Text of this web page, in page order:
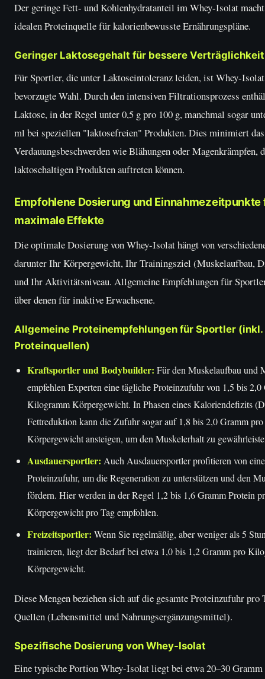
Der geringe Fett- und Kohlenhydratanteil im Whey-Isolat
idealen Proteinquelle für kalorienbewusste Ernährungspläne.
Geringer Laktosegehalt für bessere Verträglichkeit
Für Sportler, die unter Laktoseintoleranz leiden, ist Whey-
bevorzugte Wahl. Durch den intensiven Filtrationsprozess
Laktose, in der Regel unter 0,5 g pro 100 g, manchmal sogar
ml bei speziellen "laktosefreien" Produkten. Dies minimiert
Verdauungsbeschwerden wie Blähungen oder Magenkrämpfen,
laktosehaltigen Produkten auftreten können.
Empfohlene Dosierung und Einnahmezeitpunkte
maximale Effekte
Die optimale Dosierung von Whey-Isolat hängt von
darunter Ihr Körpergewicht, Ihr Trainingsziel (Muskelaufbau,
und Ihr Aktivitätsniveau. Allgemeine Empfehlungen für
über denen für inaktive Erwachsene.
Allgemeine Proteinempfehlungen für Sportler
Proteinquellen)
Kraftsportler und Bodybuilder: Für den Muskelaufbau und
empfehlen Experten eine tägliche Proteinzufuhr von 1,5 bis
Kilogramm Körpergewicht. In Phasen eines Kaloriendefizits
Fettreduktion kann die Zufuhr sogar auf 1,8 bis 2,0 Gramm
Körpergewicht ansteigen, um den Muskelerhalt zu
Ausdauersportler: Auch Ausdauersportler profitieren von
Proteinzufuhr, um die Regeneration zu unterstützen und den
fördern. Hier werden in der Regel 1,2 bis 1,6 Gramm Protein
Körpergewicht pro Tag empfohlen.
Freizeitsportler: Wenn Sie regelmäßig, aber weniger als 5
trainieren, liegt der Bedarf bei etwa 1,0 bis 1,2 Gramm pro
Körpergewicht.
Diese Mengen beziehen sich auf die gesamte Proteinzufuhr pro
Quellen (Lebensmittel und Nahrungsergänzungsmittel).
Spezifische Dosierung von Whey-Isolat
Eine typische Portion Whey-Isolat liegt bei etwa 20–30 Gramm